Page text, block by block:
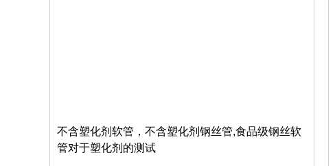
不含塑化剂软管，不含塑化剂钢丝管,食品级钢丝软
管对于塑化剂的测试